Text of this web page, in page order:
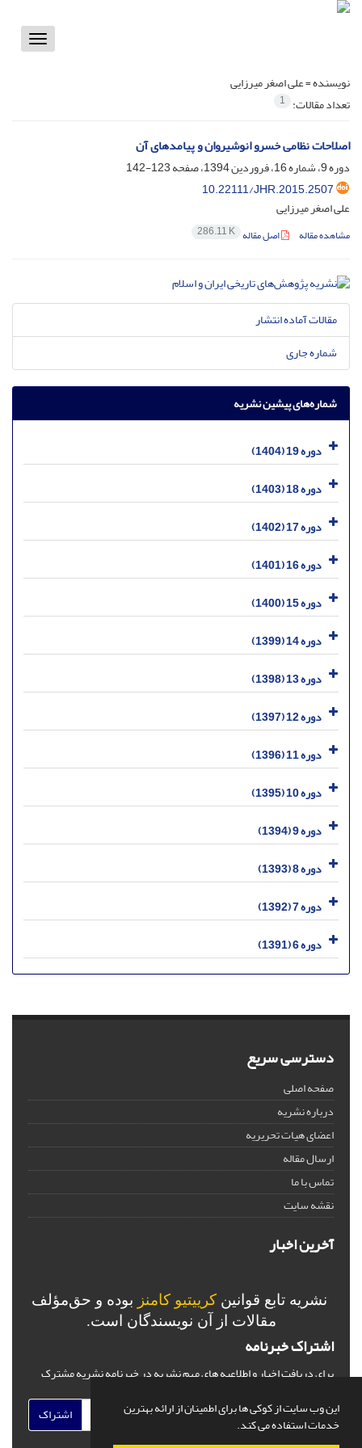
این وب سایت از کوکی ها برای اطمینان از ارائه بهترین
خدمات استفاده می کند.
Toggle
نویسنده =علی اصغر میرزایی
تعداد مقالات: 1
اصلاحات نظامی خسرو انوشیروان و پیامدهای آن
دوره 9، شماره 16، فروردین 1394، صفحه
123-142
10.22111/JHR.2015.2507
علی اصغر میرزایی
مشاهده مقاله اصل مقاله 286.11 K
مقالات آماده انتشار
شماره جاری
شماره‌های پیشین نشریه
دوره 19 (1404)
دوره 18 (1403)
دوره 17 (1402)
دوره 16 (1401)
دوره 15 (1400)
دوره 14 (1399)
دوره 13 (1398)
دوره 12 (1397)
دوره 11 (1396)
دوره 10 (1395)
دوره 9 (1394)
دوره 8 (1393)
دوره 7 (1392)
دوره 6 (1391)
دسترسی سریع
صفحه اصلی
درباره نشریه
اعضای هیات تحریریه
ارسال مقاله
تماس با ما
نقشه سایت
آخرین اخبار
نشریه تابع قوانین کرییتیو کامنز بوده و حق‌مؤلف
مقالات از آن نویسندگان است.
اشتراک خبرنامه
برای دریافت اخبار و اطلاعیه های مهم نشریه در خبرنامه نشریه مشترک
اشتراک